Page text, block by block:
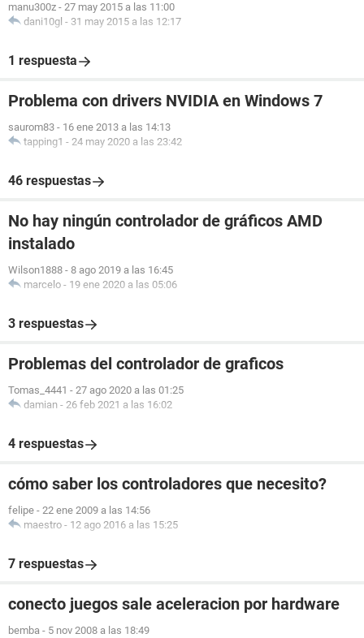
manu300z - 27 may 2015 a las 11:00
dani10gl - 31 may 2015 a las 12:17
1 respuesta
Problema con drivers NVIDIA en Windows 7
saurom83 - 16 ene 2013 a las 14:13
tapping1 - 24 may 2020 a las 23:42
46 respuestas
No hay ningún controlador de gráficos AMD
instalado
Wilson1888 - 8 ago 2019 a las 16:45
marcelo - 19 ene 2020 a las 05:06
3 respuestas
Problemas del controlador de graficos
Tomas_4441 - 27 ago 2020 a las 01:25
damian - 26 feb 2021 a las 16:02
4 respuestas
cómo saber los controladores que necesito?
felipe - 22 ene 2009 a las 14:56
maestro - 12 ago 2016 a las 15:25
7 respuestas
conecto juegos sale aceleracion por hardware
bemba - 5 nov 2008 a las 18:49